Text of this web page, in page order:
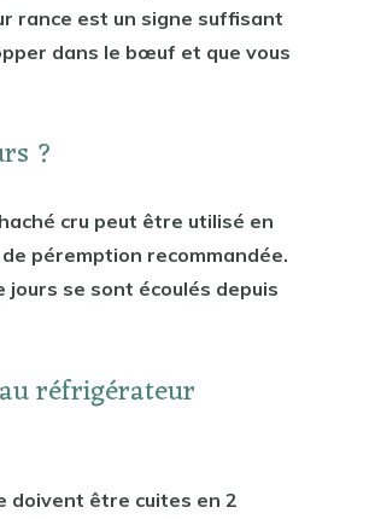
rance est un signe suffisant
dans le bœuf et que vous
?
cru peut être utilisé en
péremption recommandée.
se sont écoulés depuis
réfrigérateur
doivent être cuites en 2